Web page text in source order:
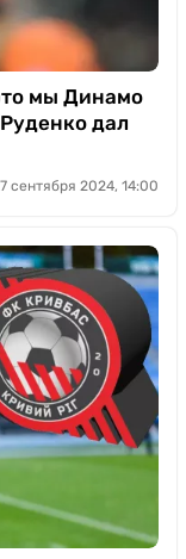
мы Динамо
дал
сентября 2024, 14:00